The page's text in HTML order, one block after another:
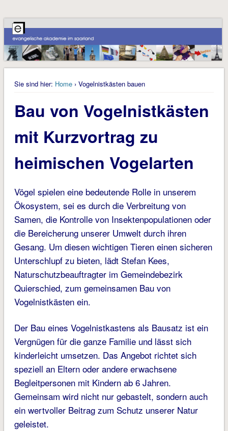
Sie sind hier: Home› Vogelnistkästen bauen
Bau von Vogelnistkästen
mit Kurzvortrag zu
heimischen Vogelarten
Vögel spielen eine bedeutende Rolle in unserem
Ökosystem, sei es durch die Verbreitung von
Samen, die Kontrolle von Insektenpopulationen oder
die Bereicherung unserer Umwelt durch ihren
Gesang. Um diesen wichtigen Tieren einen sicheren
Unterschlupf zu bieten, lädt Stefan Kees,
Naturschutzbeauftragter im Gemeindebezirk
Quierschied, zum gemeinsamen Bau von
Vogelnistkästen ein.
Der Bau eines Vogelnistkastens als Bausatz ist ein
Vergnügen für die ganze Familie und lässt sich
kinderleicht umsetzen. Das Angebot richtet sich
speziell an Eltern oder andere erwachsene
Begleitpersonen mit Kindern ab 6 Jahren.
Gemeinsam wird nicht nur gebastelt, sondern auch
ein wertvoller Beitrag zum Schutz unserer Natur
geleistet.